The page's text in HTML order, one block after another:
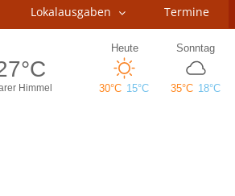
Lokalausgaben Termine